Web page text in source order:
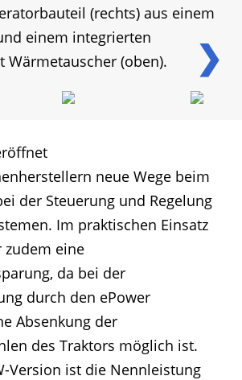
❯
(rechts) aus einem
einem integrierten
Wärmetauscher (oben).
neue Wege beim
der Steuerung und Regelung
Im praktischen Einsatz
eine
da bei der
durch den ePower
Absenkung der
des Traktors möglich ist.
Version ist die Nennleistung